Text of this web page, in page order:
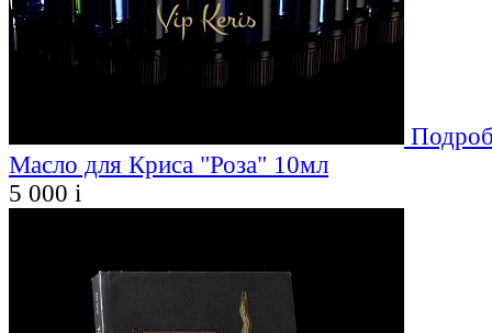
Масло для Криса "Роза" 10мл
5 000 i